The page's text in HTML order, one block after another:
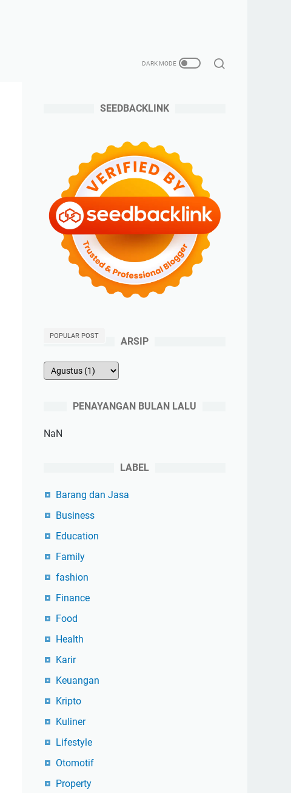
SEEDBACKLINK
POPULAR POST ARSIP
PENAYANGAN BULAN LALU
NaN
LABEL
Barang dan Jasa
Business
Education
Family
fashion
Finance
Food
Health
Karir
Keuangan
Kripto
Kuliner
Lifestyle
Otomotif
Property